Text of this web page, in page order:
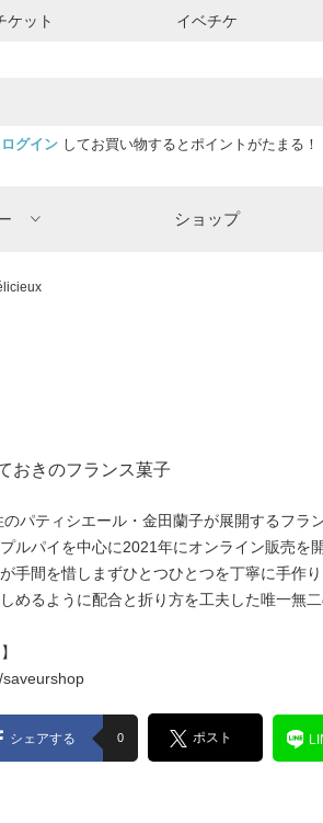
ケット イベチケ
ログインしてお買い物するとポイントがたまる！
ショップ
おきのフランス菓子
パティシエール・金田蘭子が展開するフラ
ルパイを中心に2021年にオンライン販売を開
手間を惜しまずひとつひとつを丁寧に手作り
めるように配合と折り方を工夫した唯一無
シェアする 0 ポスト